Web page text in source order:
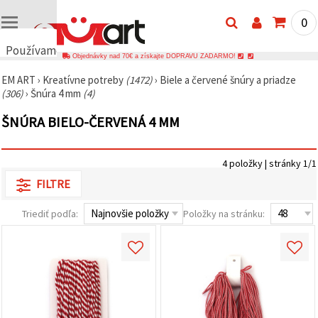
Používame
🍪
Používame
podobné
technológie,
zabezpečili
fungovanie
webovej
zlepšili váš
používateľský
0
Objednávky nad 70€ a získajte DOPRAVU ZADARMO!
EM ART › Kreatívne potreby (1472)› Biele a červené šnúry a priadze
(306)› Šnúra 4 mm (4)
ŠNÚRA BIELO-ČERVENÁ 4 MM
4 položky | stránky 1/1
FILTRE
Triediť podľa: Položky na stránku: